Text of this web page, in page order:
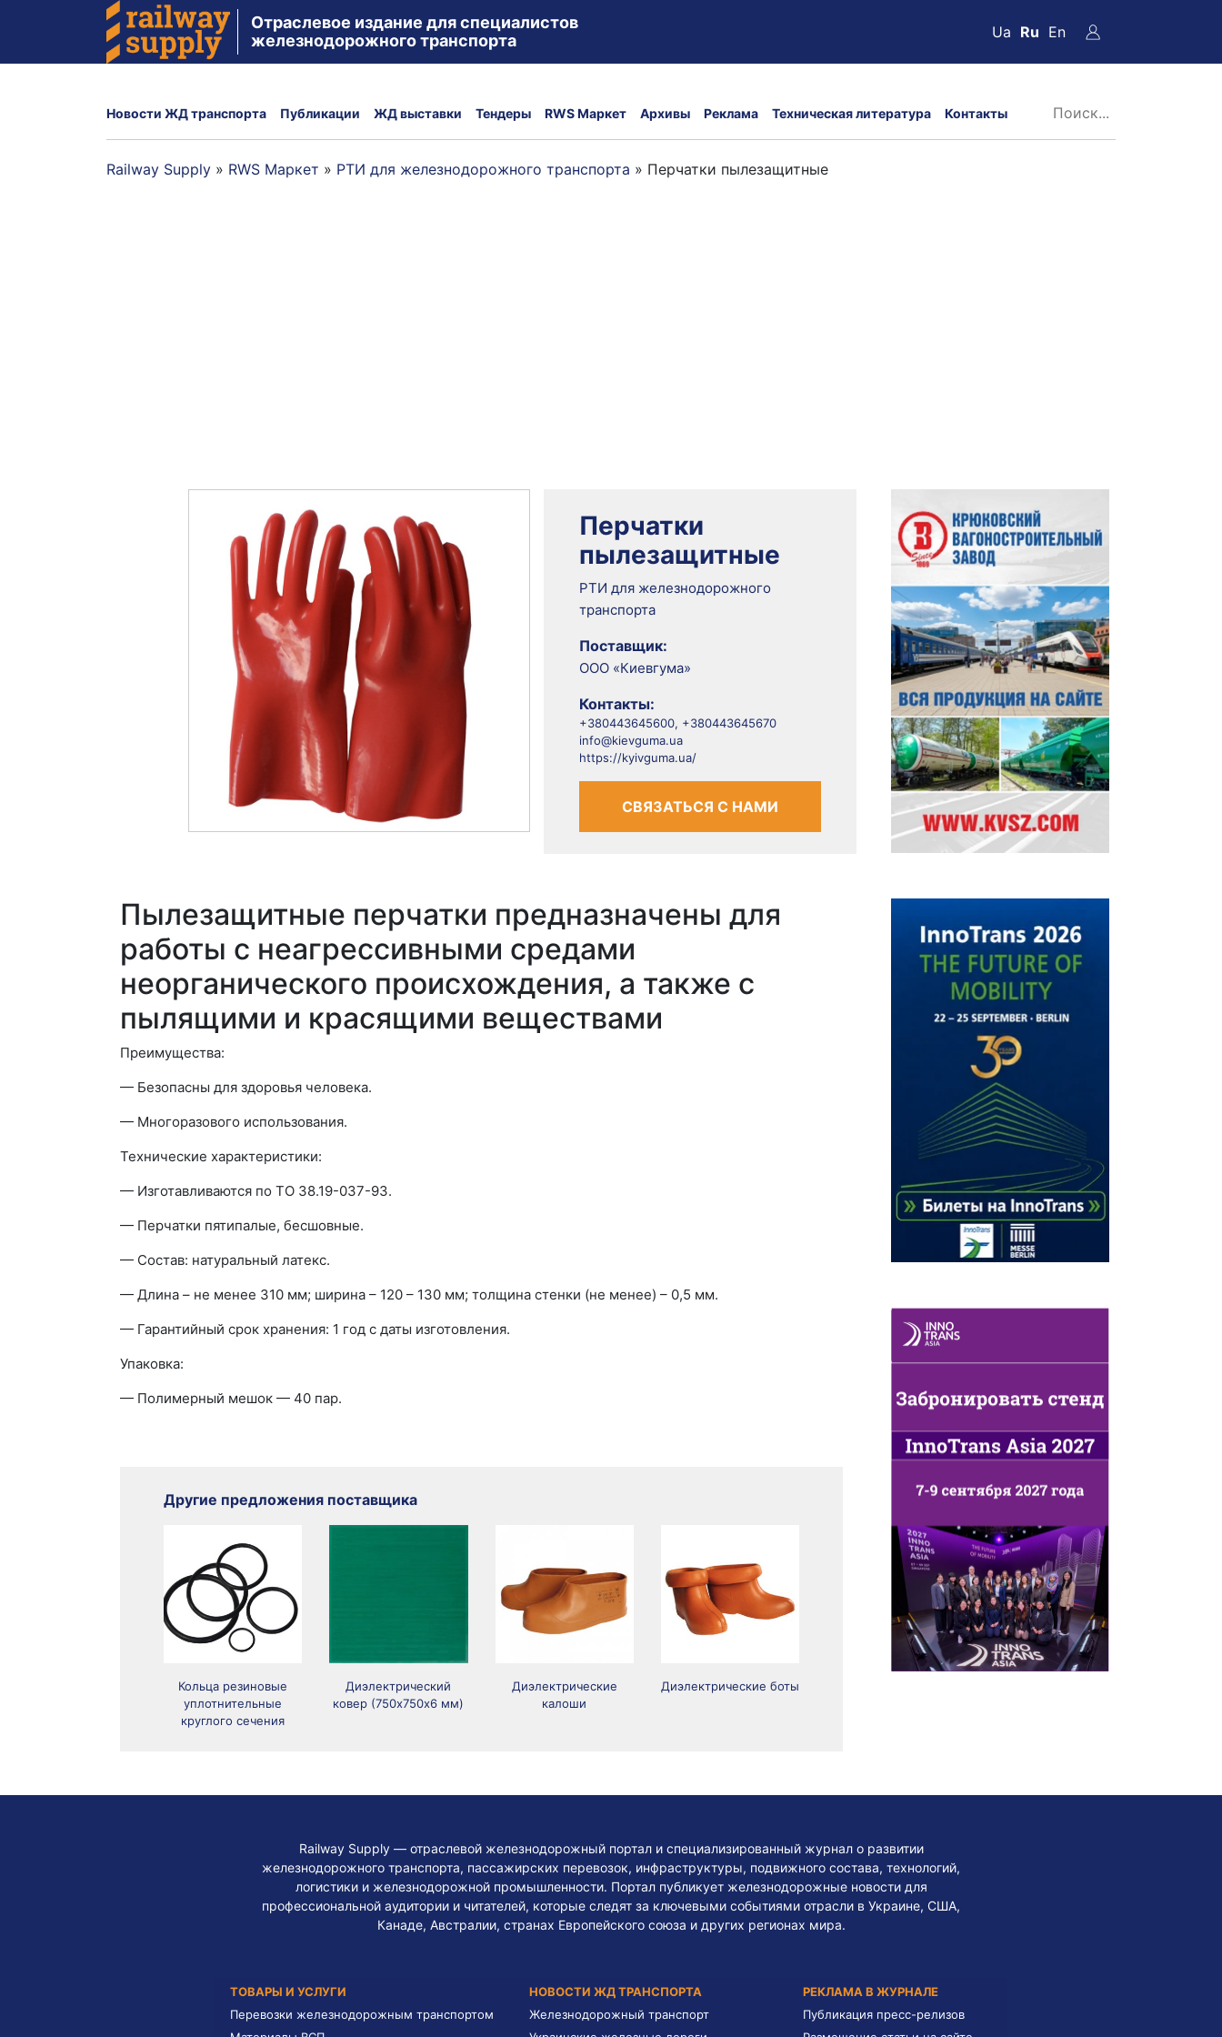
Отраслевое издание для специалистов
железнодорожного транспорта
Ua Ru En
Новости ЖД транспорта Публикации ЖД выставки Тендеры RWS Маркет Архивы Реклама Техническая литература Контакты
Railway Supply » RWS Маркет » РТИ для железнодорожного транспорта » Перчатки пылезащитные
Перчатки
пылезащитные
РТИ для железнодорожного
транспорта
Поставщик:
ООО «Киевгума»
Контакты:
+380443645600, +380443645670
info@kievguma.ua
https://kyivguma.ua/
СВЯЗАТЬСЯ С НАМИ
Пылезащитные перчатки предназначены для
работы с неагрессивными средами
неорганического происхождения, а также с
пылящими и красящими веществами
Преимущества:
— Безопасны для здоровья человека.
— Многоразового использования.
Технические характеристики:
— Изготавливаются по ТО 38.19-037-93.
— Перчатки пятипалые, бесшовные.
— Состав: натуральный латекс.
— Длина – не менее 310 мм; ширина – 120 – 130 мм; толщина стенки (не менее) – 0,5 мм.
— Гарантийный срок хранения: 1 год с даты изготовления.
Упаковка:
— Полимерный мешок — 40 пар.
Другие предложения поставщика
Кольца резиновые
уплотнительные
круглого сечения
Диэлектрический
ковер (750х750х6 мм)
Диэлектрические
калоши
Диэлектрические боты
Railway Supply — отраслевой железнодорожный портал и специализированный журнал о развитии
железнодорожного транспорта, пассажирских перевозок, инфраструктуры, подвижного состава, технологий,
логистики и железнодорожной промышленности. Портал публикует железнодорожные новости для
профессиональной аудитории и читателей, которые следят за ключевыми событиями отрасли в Украине, США,
Канаде, Австралии, странах Европейского союза и других регионах мира.
ТОВАРЫ И УСЛУГИ
Перевозки железнодорожным транспортом
НОВОСТИ ЖД ТРАНСПОРТА
Железнодорожный транспорт
РЕКЛАМА В ЖУРНАЛЕ
Публикация пресс-релизов